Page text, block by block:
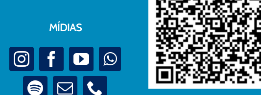
MÍDIAS